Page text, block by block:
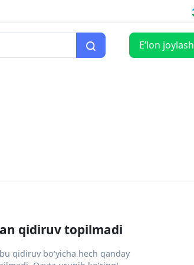
Eʼlon joylash
qidiruv topilmadi
qidiruv bo‘yicha hech qanday